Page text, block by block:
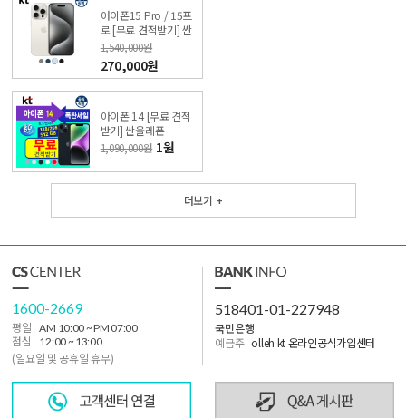
아이폰15 Pro / 15프
로 [무료 견적받기] 싼
올레폰
1,540,000원
270,000원
아이폰 14 [무료 견적
받기] 싼올레폰
1,090,000원 1원
더보기 +
1600-2669
평일
AM 10:00 ~ PM 07:00
점심
12:00 ~ 13:00
(일요일 및 공휴일 휴무)
518401-01-227948
국민은행
예금주 olleh kt 온라인공식가입센터